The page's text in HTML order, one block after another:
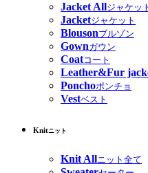
Jacket Allジャケッ
Jacketジャケット
Blousonブルゾン
Gownガウン
Coatコート
Leather&Fur
Ponchoポンチョ
Vestベスト
Knitニット
Knit Allニット全て